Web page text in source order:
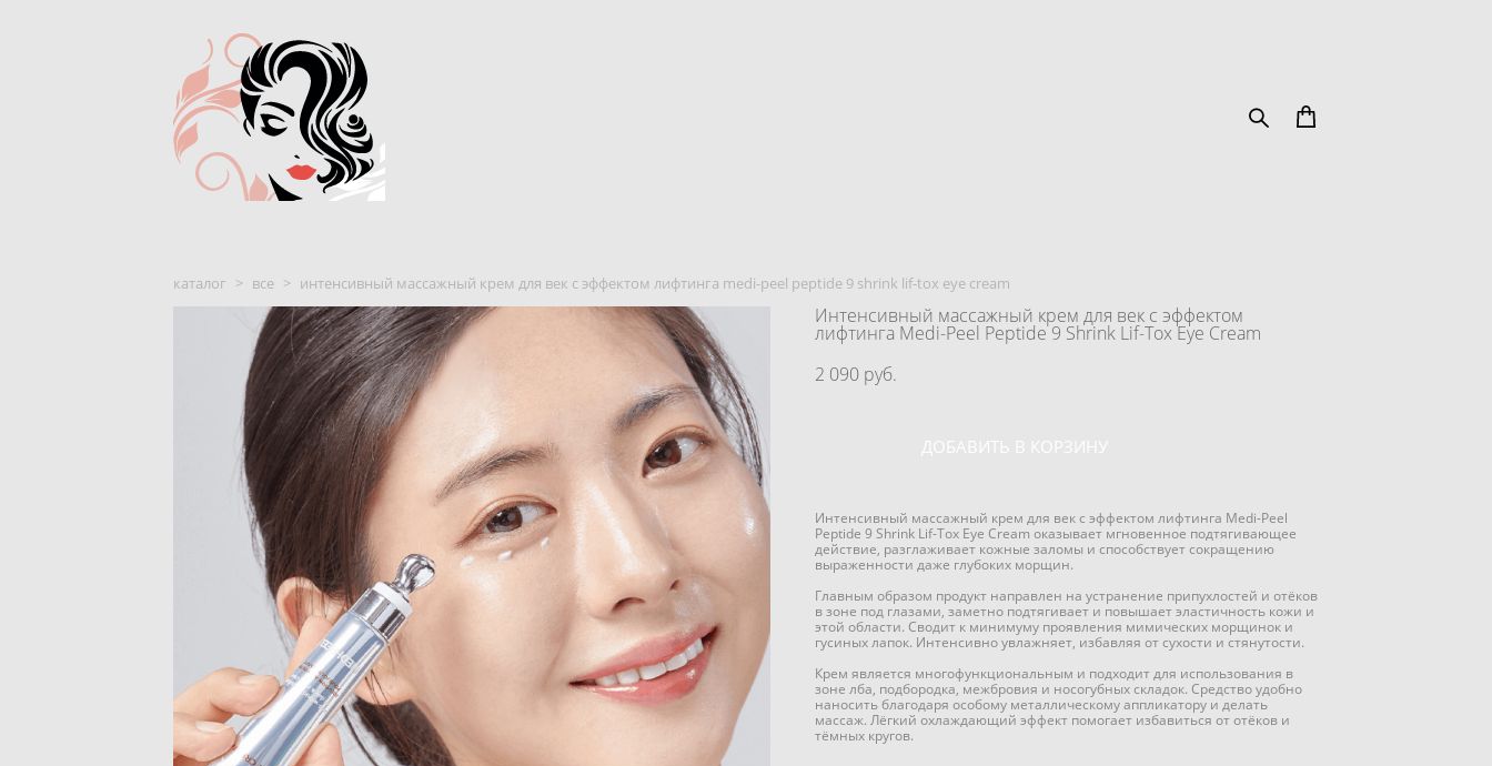
каталог > все > интенсивный массажный крем для век с эффектом лифтинга medi-peel peptide 9 shrink lif-tox eye cream
Интенсивный массажный крем для век с эффектом
лифтинга Medi-Peel Peptide 9 Shrink Lif-Tox Eye Cream
2 090 pуб.
ДОБАВИТЬ В КОРЗИНУ
Интенсивный массажный крем для век с эффектом лифтинга Medi-Peel
Peptide 9 Shrink Lif-Tox Eye Cream оказывает мгновенное подтягивающее
действие, разглаживает кожные заломы и способствует сокращению
выраженности даже глубоких морщин.
Главным образом продукт направлен на устранение припухлостей и отёков
в зоне под глазами, заметно подтягивает и повышает эластичность кожи и
этой области. Сводит к минимуму проявления мимических морщинок и
гусиных лапок. Интенсивно увлажняет, избавляя от сухости и стянутости.
Крем является многофункциональным и подходит для использования в
зоне лба, подбородка, межбровия и носогубных складок. Средство удобно
наносить благодаря особому металлическому аппликатору и делать
массаж. Лёгкий охлаждающий эффект помогает избавиться от отёков и
тёмных кругов.